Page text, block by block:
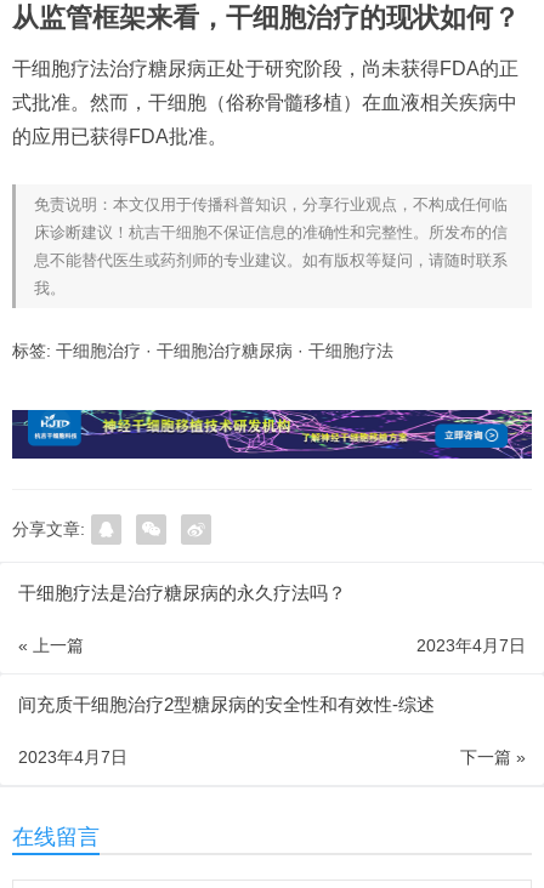
从监管框架来看，干细胞治疗的现状如何？
干细胞疗法治疗糖尿病正处于研究阶段，尚未获得FDA的正
式批准。然而，干细胞（俗称骨髓移植）在血液相关疾病中
的应用已获得FDA批准。
免责说明：本文仅用于传播科普知识，分享行业观点，不构成任何临
床诊断建议！杭吉干细胞不保证信息的准确性和完整性。所发布的信
息不能替代医生或药剂师的专业建议。如有版权等疑问，请随时联系
我。
标签: 干细胞治疗 · 干细胞治疗糖尿病 · 干细胞疗法
分享文章:
干细胞疗法是治疗糖尿病的永久疗法吗？
« 上一篇 2023年4月7日
间充质干细胞治疗2型糖尿病的安全性和有效性-综述
下一篇 »
2023年4月7日
在线留言